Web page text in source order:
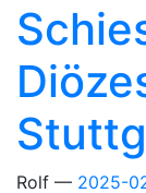
Rolf 2025-